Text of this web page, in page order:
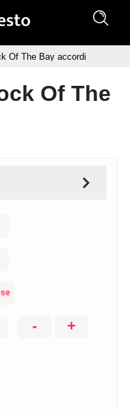
Of The Bay accordi
Of The
- +